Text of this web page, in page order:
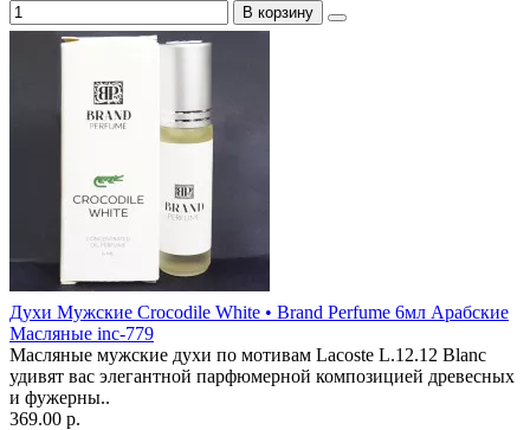
В корзину
Духи Мужские Crocodile White • Brand Perfume 6мл Арабские
Масляные inc-779
Масляные мужские духи по мотивам Lacoste L.12.12 Blanc
удивят вас элегантной парфюмерной композицией древесных
и фужерны..
369.00 р.